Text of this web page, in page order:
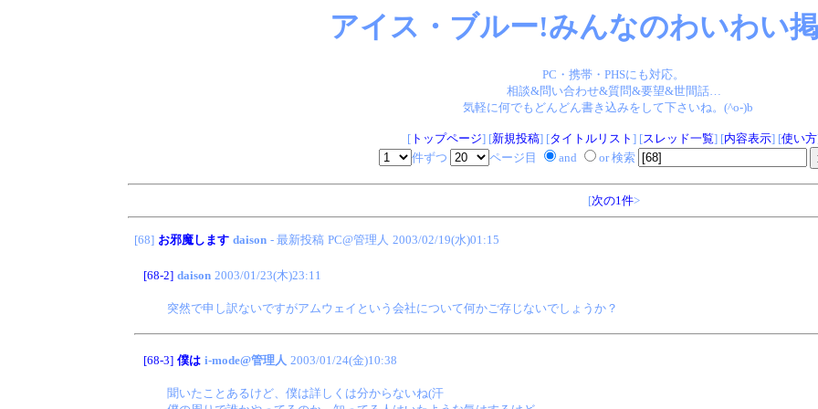
アイス・ブルー!みんなのわいわい
PC・携帯・PHSにも対応。
相談&問い合わせ&質問&要望&世間話…
気軽に何でもどんどん書き込みをして下さいね。(^o-)b
[トップページ] [新規投稿] [タイトルリスト ] [スレッド一覧] [内容表示] [使い方
件ずつ
ページ目 and or 検索
[次の1件>
[68] お邪魔します daison - 最新投稿 PC@管理人 2003/02/19(水)01:15
[68-2] daison 2003/01/23(木)23:11
突然で申し訳ないですがアムウェイという会社について何かご存じないでしょうか？
[68-3] 僕は i-mode@管理人 2003/01/24(金)10:38
聞いたことあるけど、僕は詳しくは分からないね(汗